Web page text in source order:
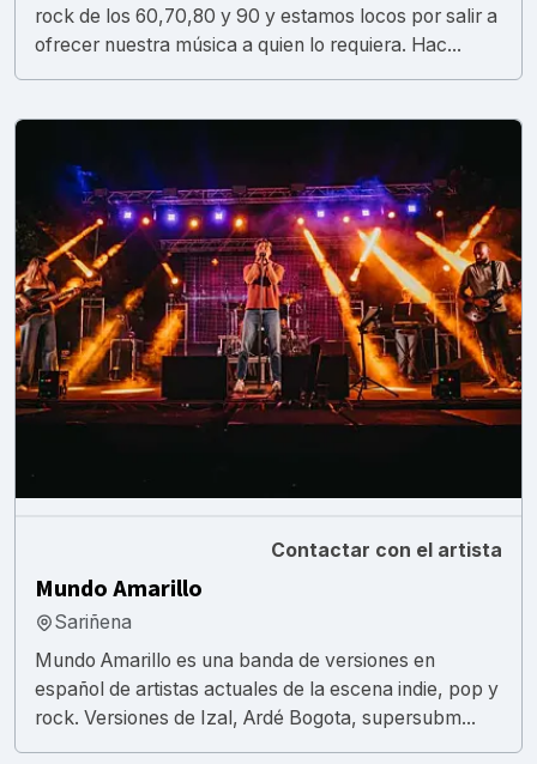
rock de los 60,70,80 y 90 y estamos locos por salir a
ofrecer nuestra música a quien lo requiera. Hac...
Contactar con el artista
Mundo Amarillo
Sariñena
Mundo Amarillo es una banda de versiones en
español de artistas actuales de la escena indie, pop y
rock. Versiones de Izal, Ardé Bogota, supersubm...